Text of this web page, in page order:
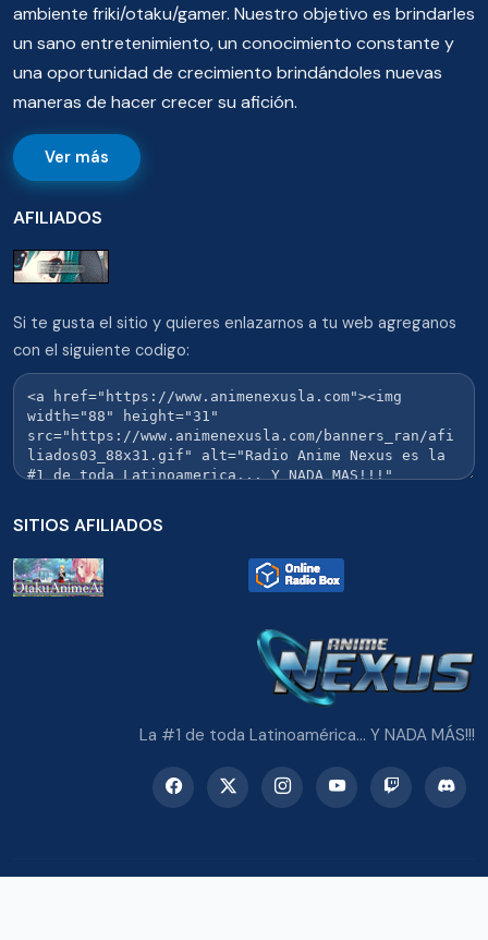
ambiente friki/otaku/gamer. Nuestro objetivo es brindarles
un sano entretenimiento, un conocimiento constante y
una oportunidad de crecimiento brindándoles nuevas
maneras de hacer crecer su afición.
Ver más
AFILIADOS
Si te gusta el sitio y quieres enlazarnos a tu web agreganos
con el siguiente codigo:
SITIOS AFILIADOS
La #1 de toda Latinoamérica... Y NADA MÁS!!!